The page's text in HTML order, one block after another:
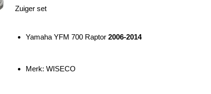
Zuiger set
Yamaha YFM 700 Raptor 2006-2014
Merk: WISECO